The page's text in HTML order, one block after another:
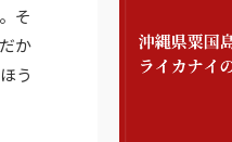
そ
か
う